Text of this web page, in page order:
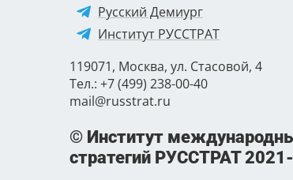
Русский Демиург
Институт РУССТРАТ
119071, Москва, ул. Стасовой, 4
Тел.: +7 (499) 238-00-40
mail@russtrat.ru
© Институт
стратегий РУССТРАТ